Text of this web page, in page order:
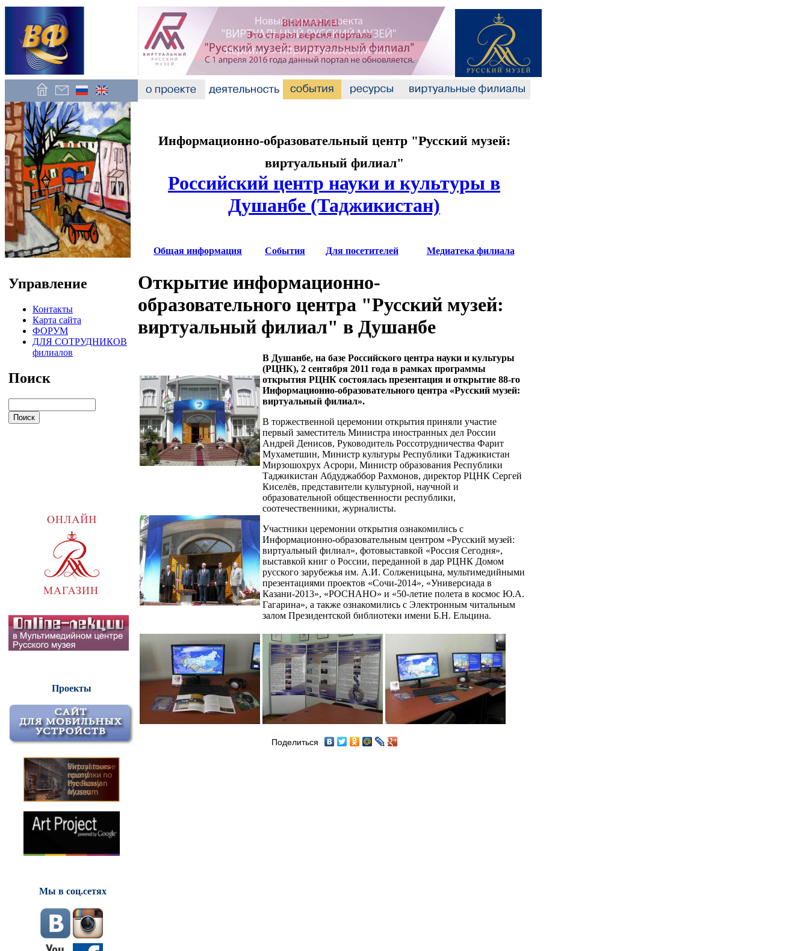
Управление
Контакты
Карта сайта
ФОРУМ
ДЛЯ СОТРУДНИКОВ
филиалов
Поиск
Проекты
Мы в соц.сетях
Информационно-образовательный центр "Русский музей:
виртуальный филиал"
Российский центр науки и культуры в
Душанбе (Таджикистан)
Общая информация События Для посетителей Медиатека филиала
Открытие информационно-
образовательного центра "Русский музей:
виртуальный филиал" в Душанбе
В Душанбе, на базе Российского центра науки и культуры
(РЦНК), 2 сентября 2011 года в рамках программы
открытия РЦНК состоялась презентация и открытие 88-го
Информационно-образовательного центра «Русский музей:
виртуальный филиал».
В торжественной церемонии открытия приняли участие
первый заместитель Министра иностранных дел России
Андрей Денисов, Руководитель Россотрудничества Фарит
Мухаметшин, Министр культуры Республики Таджикистан
Мирзошохрух Асрори, Министр образования Республики
Таджикистан Абдуджаббор Рахмонов, директор РЦНК Сергей
Киселёв, представители культурной, научной и
образовательной общественности республики,
соотечественники, журналисты.
Участники церемонии открытия ознакомились с
Информационно-образовательным центром «Русский музей:
виртуальный филиал», фотовыставкой «Россия Сегодня»,
выставкой книг о России, переданной в дар РЦНК Домом
русского зарубежья им. А.И. Солженицына, мультимедийными
презентациями проектов «Сочи-2014», «Универсиада в
Казани-2013», «РОСНАНО» и «50-летие полета в космос Ю.А.
Гагарина», а также ознакомились с Электронным читальным
залом Президентской библиотеки имени Б.Н. Ельцина.
Поделиться